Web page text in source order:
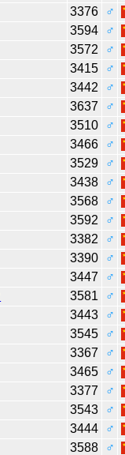
3376
♂
3594
♂
3572
♂
3415
♂
3442
♂
3637
♂
3510
♂
3466
♂
3529
♂
3438
♂
3568
♂
3592
♂
3382
♂
3390
♂
3447
♂
3581
♂
3443
♂
3545
♂
3367
♂
3465
♂
3377
♂
3543
♂
3444
♂
3588
♂